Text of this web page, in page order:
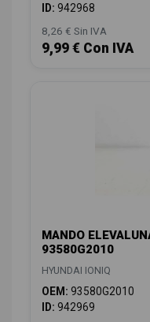
ID: 942968
8,26 € Sin IVA
9,99 € Con IVA
MANDO
93580G2010
HYUNDAI IONIQ
OEM: 93580G2010
ID: 942969